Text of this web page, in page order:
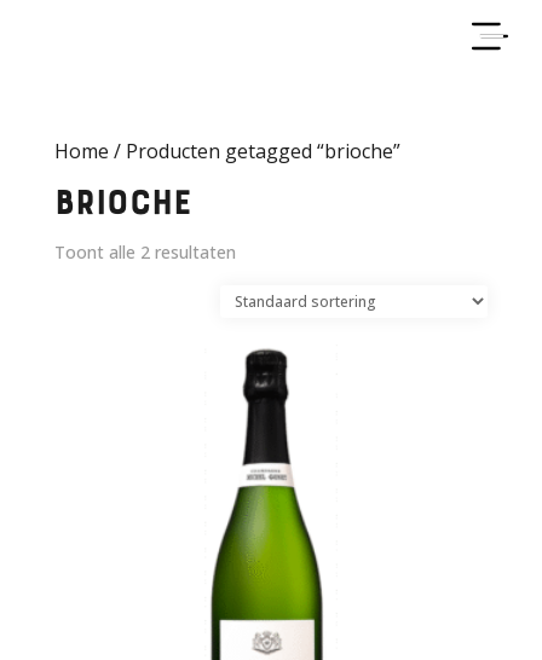
Home / Producten getagged “brioche”
brioche
Toont alle 2 resultaten